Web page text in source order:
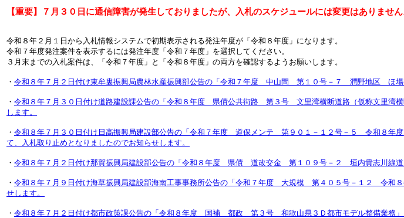
【重要】７月３０日に通信障害が発生しておりましたが、入札のスケジュールには変更はありません
令和８年２月１日から入札情報システムで初期表示される発注年度が「令和８年度」になります。
令和７年度発注案件を表示するには発注年度「令和７年度」を選択してください。
３月末までの入札案件は、「令和７年度」と「令和８年度」の両方を確認するようお願いします。
・ 令和８年７月２日付け東牟婁振興局農林水産振興部公告の「令和７年度 中山間 第１０号－７ 潤野地区 ほ場
・ 令和８年７月３０日付け道路建設課公告の「令和８年度 県債公共街路 第３号 文里湾横断道路（仮称文里湾
します。
・ 令和８年７月３０日付け日高振興局建設部公告の「令和７年度 道保メンテ 第９０１－１２号－５ 令和８
て、入札取り止めとなりましたのでお知らせします。
・ 令和８年７月２日付け那賀振興局建設部公告の「令和８年度 県債 道改交金 第１０９号－２ 垣内貴志川線道
・ 令和８年７月９日付け海草振興局建設部海南工事事務所公告の「令和７年度 大規模 第４０５号－１２ 令
せします。
・ 令和８年７月２日付け都市政策課公告の「令和８年度 国補 都政 第３号 和歌山県３Ｄ都市モデル整備業務」